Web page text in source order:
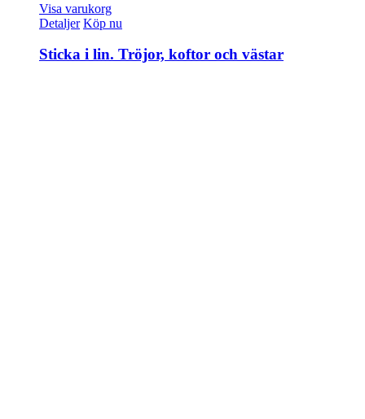
Visa varukorg
Detaljer Köp nu
Sticka i lin. Tröjor, koftor och västar